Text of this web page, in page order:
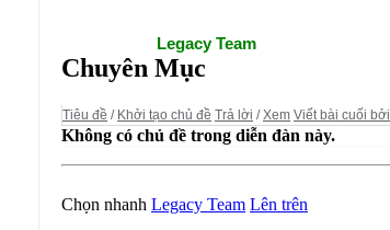
Legacy Team
Chuyên Mục
Tiêu đề / Khởi tạo chủ đề Trả lời /Xem Viết bài cuối bởi
Không có chủ đề trong diễn đàn này.
Chọn nhanh Legacy Team Lên trên